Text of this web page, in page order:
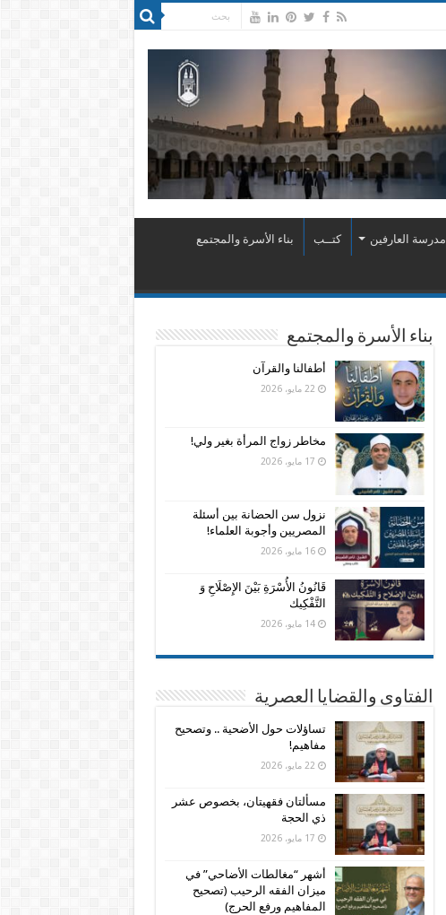
مدرسة العارفين كتــب بناء الأسرة والمجتمع
بناء الأسرة والمجتمع
أطفالنا والقرآن
22 مايو، 2026
مخاطر زواج المرأة بغير ولي!
17 مايو، 2026
نزول سن الحضانة بين أسئلة
المصريين وأجوبة العلماء!
16 مايو، 2026
قَانُونُ الأُسْرَةِ بَيْنَ الإِصْلَاحِ وَ
التَّفْكِيك
14 مايو، 2026
الفتاوى والقضايا العصرية
تساؤلات حول الأضحية .. وتصحيح
مفاهيم!
22 مايو، 2026
مسألتان فقهيتان، بخصوص عشر
ذي الحجة
17 مايو، 2026
أشهر “مغالطات الأضاحي” في
ميزان الفقه الرحيب (تصحيح
المفاهيم ورفع الحرج)